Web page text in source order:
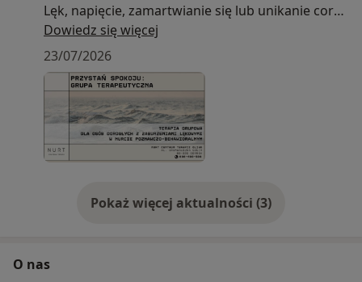
Lęk, napięcie, zamartwianie się lub unikanie coraz
częściej ograniczają Twoją codzienność?
Zapraszamy do zamkniętej grupy terapeutycznej
opartej na terapii poznawczo-behawioralnej CBT,
z elementami DBT, terapii schematów, ACT i
mindfulness.
Podczas spotkań nauczysz się lepiej rozumieć
mechanizmy lęku, rozpoznawać lękowe schematy
skuteczniej regulować emocje i napięcie oraz
Grupa jest przeznaczona dla osób dorosłych
Dowiedz się więcej
23/07/2026
Pokaż więcej aktualności (3)
O nas